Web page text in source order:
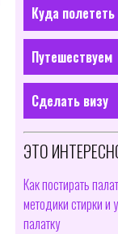
Куда полететь
Путешествуем
Сделать визу
ЭТО
Как постирать
методики стирки и
палатку